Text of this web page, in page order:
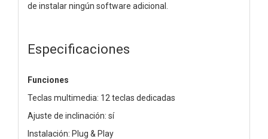
de instalar ningún software adicional.
Especificaciones
Funciones
Teclas multimedia: 12 teclas dedicadas
Ajuste de inclinación: sí
Instalación: Plug & Play